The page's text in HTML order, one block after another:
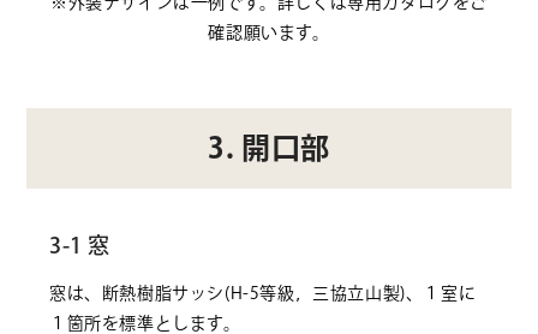
確認願います。
3. 開口部
3-1 窓
窓は、断熱樹脂サッシ(H-5等級，三協立山製)、１室に
１箇所を標準とします。